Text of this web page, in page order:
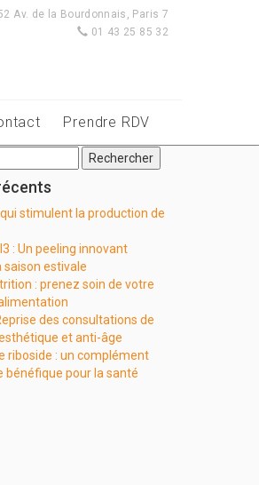
Av. de la Bourdonnais, Paris 7
01 43 25 85 32
Prendre RDV
stimulent la production de
: Un peeling innovant
saison estivale
: prenez soin de votre
des consultations de
et anti-âge
riboside : un complément
bénéfique pour la santé